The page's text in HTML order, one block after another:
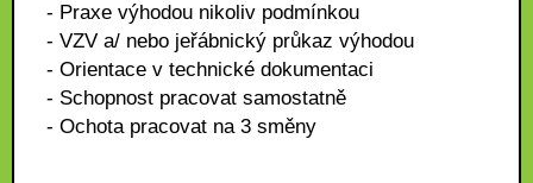
- Praxe výhodou nikoliv podmínkou
- VZV a/ nebo jeřábnický průkaz výhodou
- Orientace v technické dokumentaci
- Schopnost pracovat samostatně
- Ochota pracovat na 3 směny